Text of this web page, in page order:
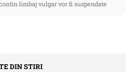
limbaj vulgar vor fi suspendate
DIN STIRI